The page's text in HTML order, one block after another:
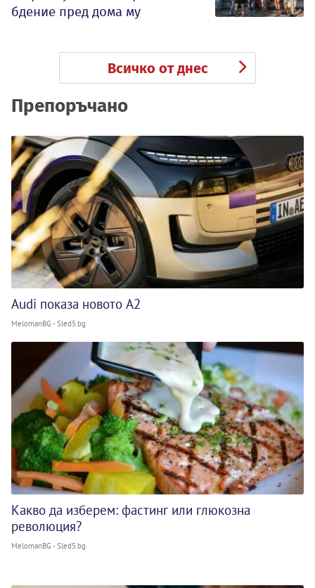
бдение пред дома му
Всичко от днес
Препоръчано
Audi показа новото A2
MelomanBG - Sled5.bg
Какво да изберем: фастинг или глюкозна
революция?
MelomanBG - Sled5.bg